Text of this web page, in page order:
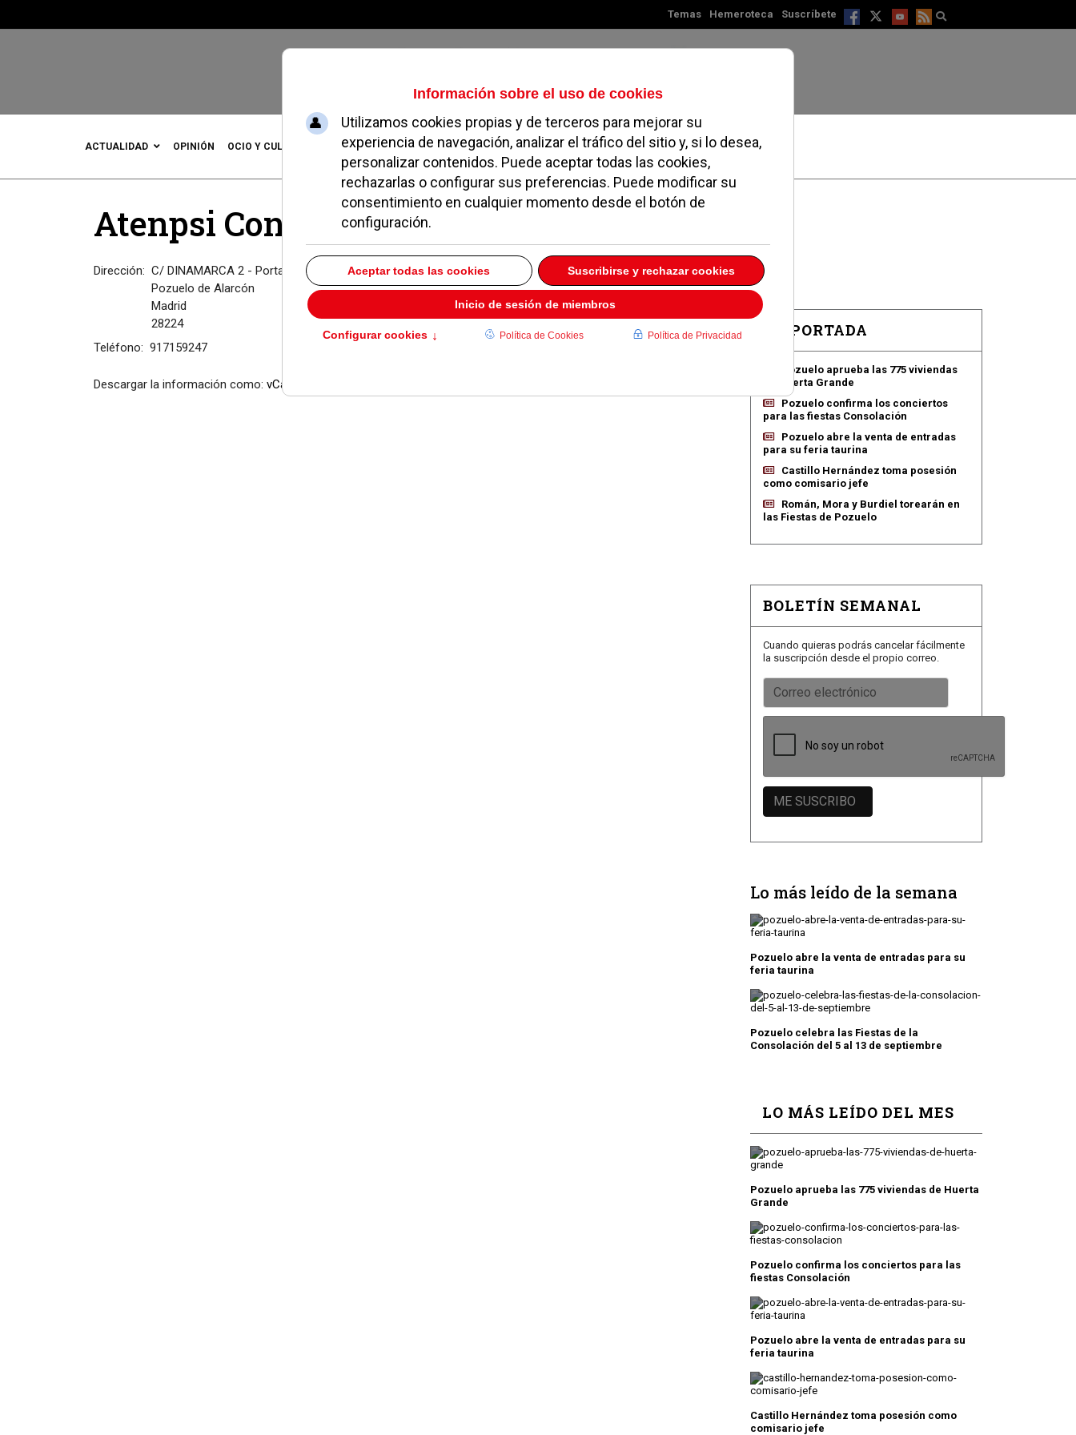
Temas Hemeroteca Suscríbete
Viernes, 07 de agosto de 2026
ACTUALIDAD OPINIÓN OCIO Y CULTURA DEPORTES MADRID NOROESTE SOCIEDAD MAGAZINE SERVICIOS
Atenpsi Consulta De Psicología
Dirección: C/ DINAMARCA 2 - Portal 2 Bajo 4
Pozuelo de Alarcón
Madrid
28224
Teléfono: 917159247
Descargar la información como: vCard
EN PORTADA
Pozuelo aprueba las 775 viviendas
de Huerta Grande
Pozuelo confirma los conciertos
para las fiestas Consolación
Pozuelo abre la venta de entradas
para su feria taurina
Castillo Hernández toma posesión
como comisario jefe
Román, Mora y Burdiel torearán en
las Fiestas de Pozuelo
BOLETÍN SEMANAL
Cuando quieras podrás cancelar fácilmente
la suscripción desde el propio correo.
Lo más leído de la semana
Pozuelo abre la venta de entradas para su
feria taurina
Pozuelo celebra las Fiestas de la
Consolación del 5 al 13 de septiembre
LO MÁS LEÍDO DEL MES
Pozuelo aprueba las 775 viviendas de Huerta
Grande
Pozuelo confirma los conciertos para las
fiestas Consolación
Pozuelo abre la venta de entradas para su
feria taurina
Castillo Hernández toma posesión como
comisario jefe